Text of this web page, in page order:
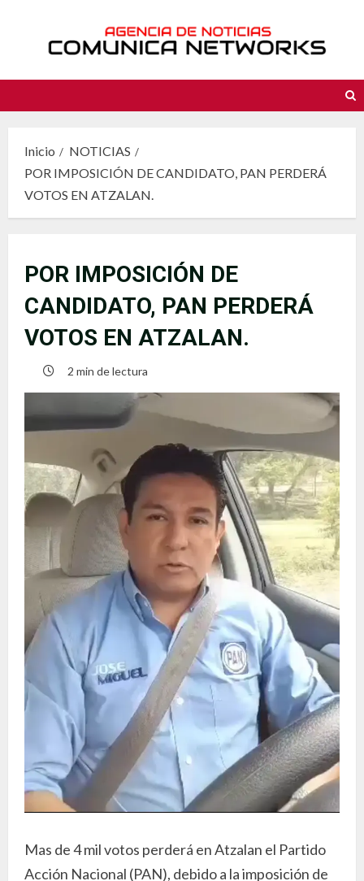
contenido
Inicio
NOTICIAS
POR IMPOSICIÓN DE CANDIDATO, PAN PERDERÁ
VOTOS EN ATZALAN.
POR IMPOSICIÓN DE
CANDIDATO, PAN PERDERÁ
VOTOS EN ATZALAN.
2 min de lectura
Mas de 4 mil votos perderá en Atzalan el Partido
Acción Nacional (PAN), debido a la imposición de